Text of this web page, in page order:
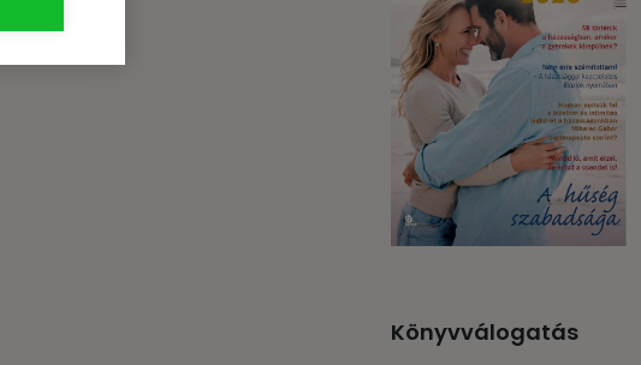
Könyvválogatás